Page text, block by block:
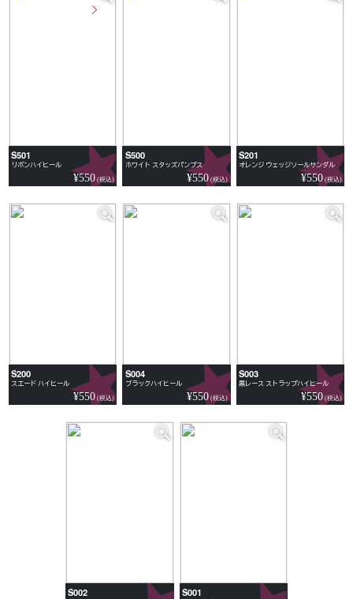
S501
リボンハイヒール
¥550(税込)
S500
ホワイト スタッズパンプス
¥550 (税込)
S201
オレンジ ウェッジソールサンダル
¥550(税込)
S200
スエード ハイヒール
¥550(税込)
S004
ブラックハイヒール
¥550 (税込)
S003
黒レース ストラップハイヒール
¥550(税込)
S002 S001